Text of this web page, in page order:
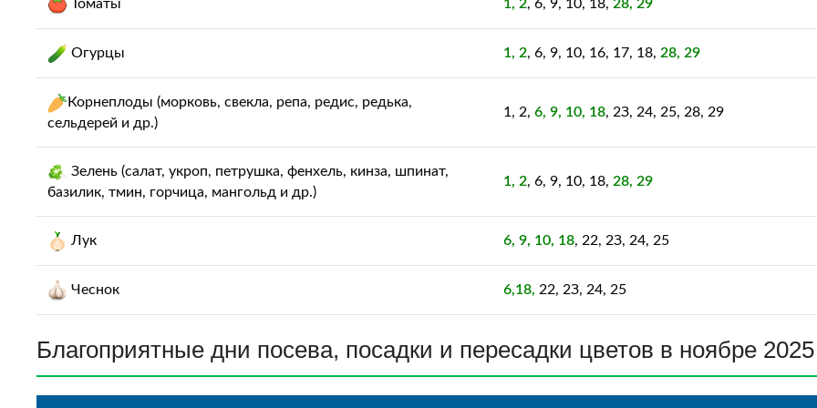
Томаты 1, 2, 6, 9, 10, 18, 28, 29
Огурцы 1, 2, 6, 9, 10, 16, 17, 18, 28, 29
Корнеплоды (морковь, свекла, репа, редис, редька,
сельдерей и др.)
1, 2, 6, 9, 10, 18, 2З, 24, 25, 28, 29
Зелень (салат, укроп, петрушка, фенхель, кинза, шпинат,
базилик, тмин, горчица, мангольд и др.)
1, 2, 6, 9, 10, 18, 28, 29
Лук 6, 9, 10, 18, 22, 2З, 24, 25
Чеснок 6,18, 22, 2З, 24, 25
Благоприятные дни посева, посадки и пересадки цветов в ноябре 2025